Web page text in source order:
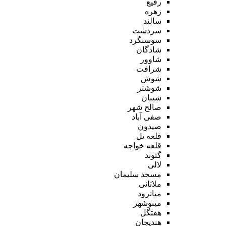
زهره
سالند
سردشت
سوسنگرد
شادگان
شاوور
شرافت
شوش
شوشتر
شیبان
صالح شهر
صفی آباد
صیدون
قلعه تل
قلعه خواجه
گتوند
لالی
مسجد سلیمان
ملاثانی
میانرود
مینوشهر
هفتگل
هندیجان